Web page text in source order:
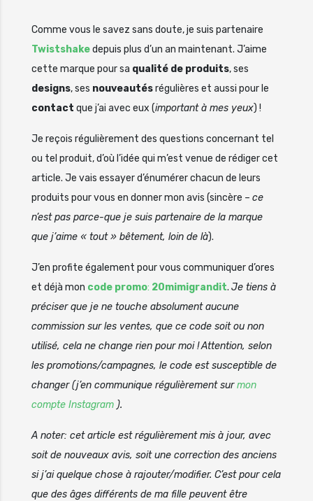
Comme vous le savez sans doute, je suis partenaire
Twistshakedepuis plus d’un an maintenant. J’aime
cette marque pour sa qualité de produits, ses
designs, ses nouveautésrégulières et aussi pour le
contact que j’ai avec eux (important à mes yeux) !
Je reçois régulièrement des questions concernant tel
ou tel produit, d’où l’idée qui m’est venue de rédiger cet
article. Je vais essayer d’énumérer chacun de leurs
produits pour vous en donner mon avis (sincère – ce
n’est pas parce-que je suis partenaire de la marque
que j’aime « tout » bêtement, loin de là).
J’en profite également pour vous communiquer d’ores
et déjà mon code promo: 20mimigrandit. Je tiens à
préciser que je ne touche absolument aucune
commission sur les ventes, que ce code soit ou non
utilisé, cela ne change rien pour moi !Attention, selon
les promotions/campagnes, le code est susceptible de
changer (j’en communique régulièrement surmon
compte Instagram ).
A noter: cet article est régulièrement mis à jour, avec
soit de nouveaux avis, soit une correction des anciens
si j’ai quelque chose à rajouter/modifier. C’est pour cela
que des âges différents de ma fille peuvent être